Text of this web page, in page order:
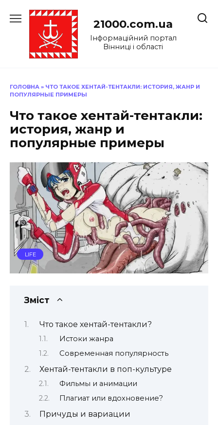
до
21000.com.ua
Інформаційний портал
Вінниці і області
ГОЛОВНА » ЧТО ТАКОЕ ХЕНТАЙ-ТЕНТАКЛИ: ИСТОРИЯ, ЖАНР И
ПОПУЛЯРНЫЕ ПРИМЕРЫ
Что такое хентай-тентакли:
история, жанр и
популярные примеры
LIFE
Зміст
Что такое хентай-тентакли?
Истоки жанра
Современная популярность
Хентай-тентакли в поп-культуре
Фильмы и анимации
Плагиат или вдохновение?
Причуды и вариации